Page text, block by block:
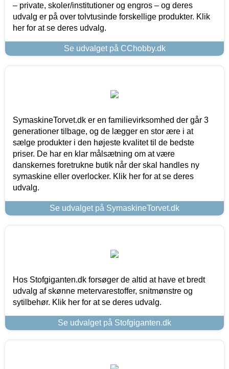
– private, skoler/institutioner og engros – og deres
udvalg er på over tolvtusinde forskellige produkter. Klik
her for at se deres udvalg.
Se udvalget på CChobby.dk
SymaskineTorvet.dk er en familievirksomhed der går 3
generationer tilbage, og de lægger en stor ære i at
sælge produkter i den højeste kvalitet til de bedste
priser. De har en klar målsætning om at være
danskernes foretrukne butik når der skal handles ny
symaskine eller overlocker. Klik her for at se deres
udvalg.
Se udvalget på SymaskineTorvet.dk
Hos Stofgiganten.dk forsøger de altid at have et bredt
udvalg af skønne metervarestoffer, snitmønstre og
sytilbehør. Klik her for at se deres udvalg.
Se udvalget på Stofgiganten.dk